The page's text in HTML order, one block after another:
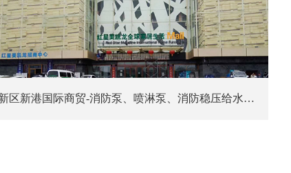
新区新港国际商贸-消防泵、喷淋泵、消防稳压给水设备